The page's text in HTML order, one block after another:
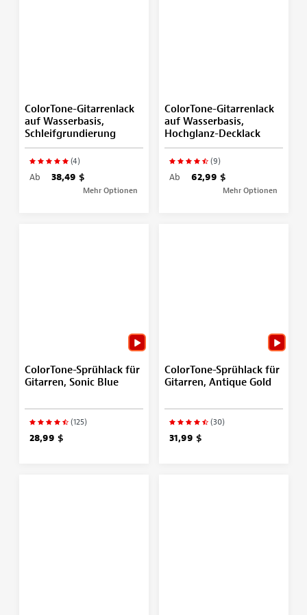
ColorTone-Gitarrenlack
auf Wasserbasis,
Schleifgrundierung
(4)
Ab 38,49 $
Mehr Optionen
ColorTone-Gitarrenlack
auf Wasserbasis,
Hochglanz-Decklack
(9)
Ab 62,99 $
Mehr Optionen
ColorTone-Sprühlack für
Gitarren, Sonic Blue
(125)
28,99 $
ColorTone-Sprühlack für
Gitarren, Antique Gold
(30)
31,99 $